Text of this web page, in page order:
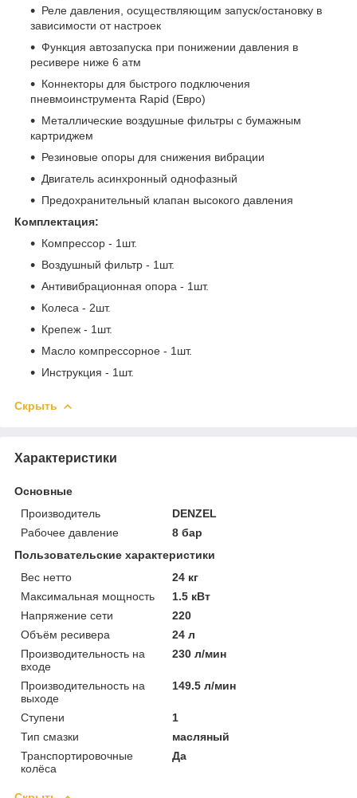
Реле давления, осуществляющим запуск/остановку в
зависимости от настроек
Функция автозапуска при понижении давления в
ресивере ниже 6 атм
Коннекторы для быстрого подключения
пневмоинструмента Rapid (Евро)
Металлические воздушные фильтры с бумажным
картриджем
Резиновые опоры для снижения вибрации
Двигатель асинхронный однофазный
Предохранительный клапан высокого давления
Комплектация:
Компрессор - 1шт.
Воздушный фильтр - 1шт.
Антивибрационная опора - 1шт.
Колеса - 2шт.
Крепеж - 1шт.
Масло компрессорное - 1шт.
Инструкция - 1шт.
Скрыть
Характеристики
Основные
Производитель
DENZEL
Рабочее давление
8 бар
Пользовательские характеристики
Вес нетто
24 кг
Максимальная мощность
1.5 кВт
Напряжение сети
220
Объём ресивера
24 л
Производительность на
входе
230 л/мин
Производительность на
выходе
149.5 л/мин
Ступени
1
Тип смазки
масляный
Транспортировочные
колёса
Да